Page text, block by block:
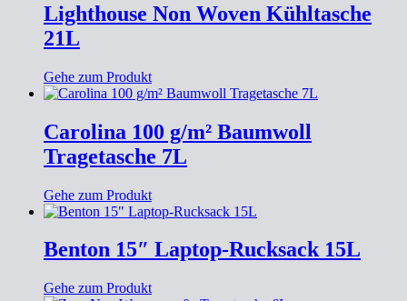
Lighthouse Non Woven Kühltasche
21L
Gehe zum Produkt
Carolina 100 g/m² Baumwoll
Tragetasche 7L
Gehe zum Produkt
Benton 15″ Laptop-Rucksack 15L
Gehe zum Produkt